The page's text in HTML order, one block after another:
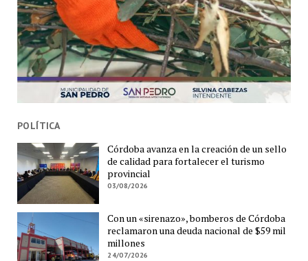
POLÍTICA
Córdoba avanza en la creación de un sello
de calidad para fortalecer el turismo
provincial
03/08/2026
Con un «sirenazo», bomberos de Córdoba
reclamaron una deuda nacional de $59 mil
millones
24/07/2026